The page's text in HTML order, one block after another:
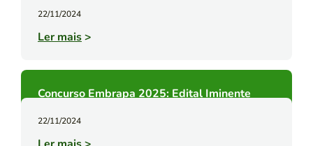
22/11/2024
Ler mais>
Concurso Embrapa 2025: Edital Iminente
22/11/2024